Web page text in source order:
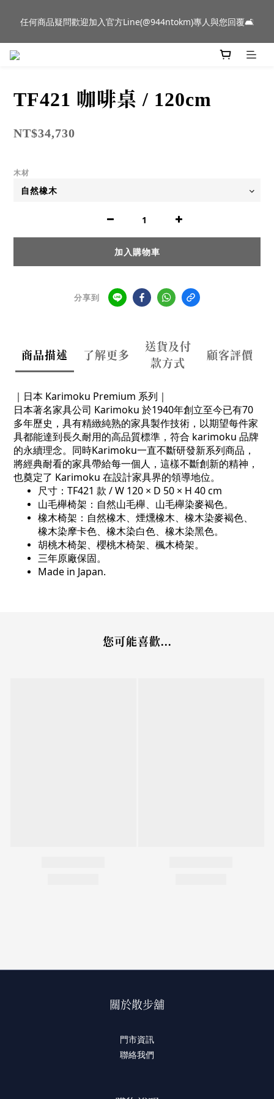
群門市展示中✨
任何商品疑問歡迎加入官方Line(@944ntokm)專人與您回覆🛋️
新品到貨｜日本燈具品牌 Ambientec 年度新品 Barcarolle 臺中樂
TF421 咖啡桌 / 120cm
NT$34,730
木材
加入購物車
分享到
商品描述 了解更多
送貨及付
款方式
顧客評價
｜日本 Karimoku Premium 系列｜
日本著名家具公司 Karimoku 於1940年創立至今已有70
多年歷史，具有精緻純熟的家具製作技術，以期望每件家
具都能達到長久耐用的高品質標準，符合 karimoku 品牌
的永續理念。同時Karimoku一直不斷研發新系列商品，
將經典耐看的家具帶給每一個人，這樣不斷創新的精神，
也奠定了 Karimoku 在設計家具界的領導地位。
尺寸： TF421 款 / W 120 × D 50 × H 40 cm
山毛櫸椅架： 自然山毛櫸、山毛櫸染麥褐色。
橡木椅架：自然橡木、煙燻橡木、橡木染麥褐色、
橡木染摩卡色、橡木染白色、橡木染黑色。
胡桃木椅架、櫻桃木椅架、楓木椅架。
三年原廠保固。
Made in Japan.
您可能喜歡...
關於散步舖
門市資訊
聯絡我們